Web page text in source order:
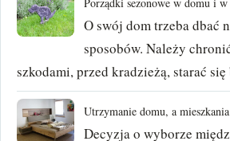
wrzesień 2020
czerwiec 2018
maj 2018
O swój dom trzeba dbać
sposobów. Należy
szkodami, przed kradzieżą, starać
Utrzymanie domu, a mieszkania
Decyzja o wyborze